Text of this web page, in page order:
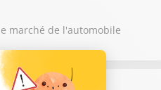
marché de l'automobile